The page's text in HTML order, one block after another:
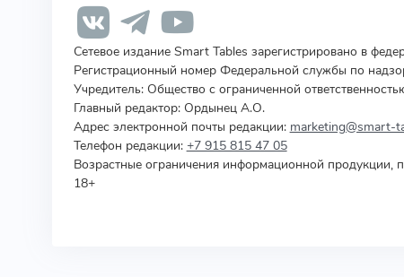
Сетевое издание Smart Tables зарегистрировано в
Регистрационный номер Федеральной службы по
Учредитель: Общество с ограниченной
Главный редактор: Ордынец А.О.
Адрес электронной почты редакции: marketing@smart-
Телефон редакции: +7 915 815 47 05
Возрастные ограничения информационной
18+